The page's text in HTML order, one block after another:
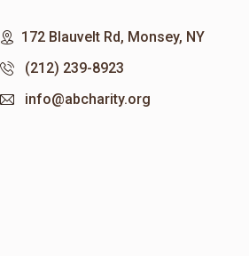
172 Blauvelt Rd, Monsey, NY
(212) 239-8923
info@abcharity.org